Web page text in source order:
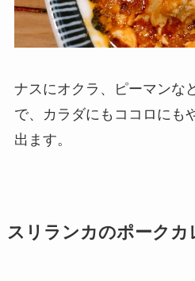
ナスにオクラ、ピーマンな
で、カラダにもココロにも
出ます。
スリランカのポークカ